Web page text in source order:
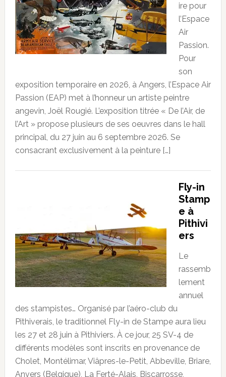
ire pour
l’Espace
Air
Passion.
Pour
son
exposition temporaire en 2026, à Angers, l’Espace Air
Passion (EAP) met à l’honneur un artiste peintre
angevin, Joël Rougié. L’exposition titrée « De l’Air, de
l’Art » propose plusieurs de ses oeuvres dans le hall
principal, du 27 juin au 6 septembre 2026. Se
consacrant exclusivement à la peinture […]
Fly-in
Stamp
e à
Pithivi
ers
Le
rassemb
lement
annuel
des stampistes… Organisé par l’aéro-club du
Pithiverais, le traditionnel Fly-in de Stampe aura lieu
les 27 et 28 juin à Pithiviers. À ce jour, 25 SV-4 de
différents modèles sont inscrits en provenance de
Cholet, Montélimar, Viâpres-le-Petit, Abbeville, Briare,
Anvers (Belgique), La Ferté-Alais, Biscarrosse,